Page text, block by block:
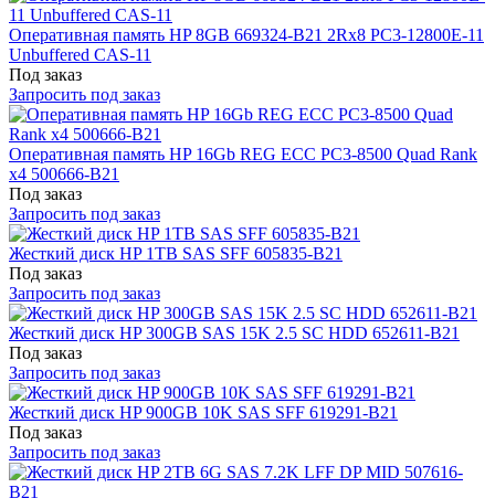
Оперативная память HP 8GB 669324-B21 2Rx8 PC3-12800E-11
Unbuffered CAS-11
Под заказ
Запросить под заказ
Оперативная память HP 16Gb REG ECC PC3-8500 Quad Rank
x4 500666-B21
Под заказ
Запросить под заказ
Жесткий диск HP 1TB SAS SFF 605835-B21
Под заказ
Запросить под заказ
Жесткий диск HP 300GB SAS 15K 2.5 SC HDD 652611-B21
Под заказ
Запросить под заказ
Жесткий диск HP 900GB 10K SAS SFF 619291-B21
Под заказ
Запросить под заказ